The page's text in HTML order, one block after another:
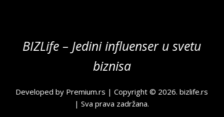
BIZLife – Jedini influenser u svetu
biznisa
Developed by Premium.rs | Copyright © 2026.bizlife.rs
| Sva prava zadržana.